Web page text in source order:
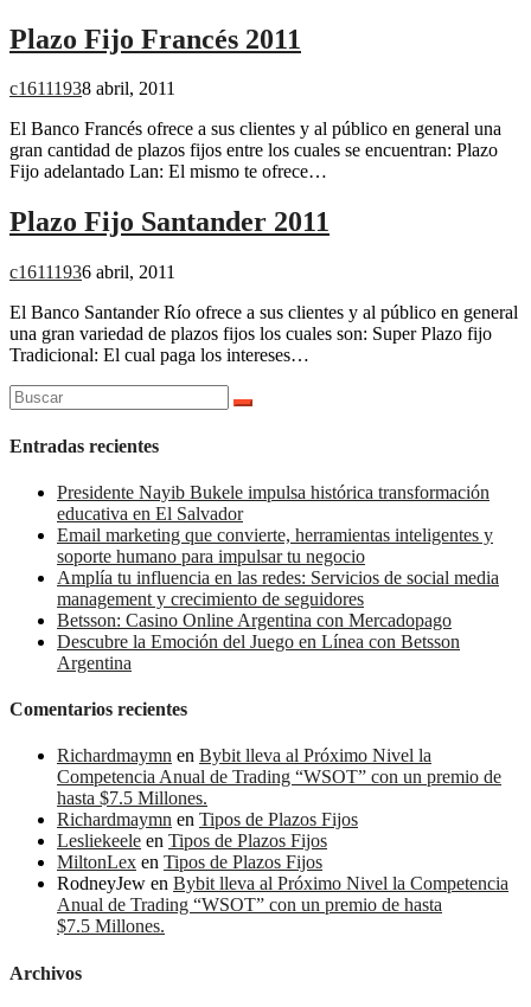
Plazo Fijo Francés 2011
c16111938 abril, 2011
El Banco Francés ofrece a sus clientes y al público en general una
gran cantidad de plazos fijos entre los cuales se encuentran: Plazo
Fijo adelantado Lan: El mismo te ofrece…
Plazo Fijo Santander 2011
c16111936 abril, 2011
El Banco Santander Río ofrece a sus clientes y al público en general
una gran variedad de plazos fijos los cuales son: Super Plazo fijo
Tradicional: El cual paga los intereses…
Buscar:
Entradas recientes
Presidente Nayib Bukele impulsa histórica transformación
educativa en El Salvador
Email marketing que convierte, herramientas inteligentes y
soporte humano para impulsar tu negocio
Amplía tu influencia en las redes: Servicios de social media
management y crecimiento de seguidores
Betsson: Casino Online Argentina con Mercadopago
Descubre la Emoción del Juego en Línea con Betsson
Argentina
Comentarios recientes
Richardmaymn en Bybit lleva al Próximo Nivel la
Competencia Anual de Trading “WSOT” con un premio de
hasta $7.5 Millones.
Richardmaymn en Tipos de Plazos Fijos
Lesliekeele en Tipos de Plazos Fijos
MiltonLex en Tipos de Plazos Fijos
RodneyJew en Bybit lleva al Próximo Nivel la Competencia
Anual de Trading “WSOT” con un premio de hasta
$7.5 Millones.
Archivos